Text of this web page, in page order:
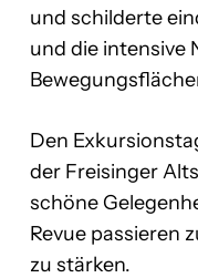
und schilderte
und die intensive
Den
der Freisinger
schöne
Revue passieren
zu stärken.